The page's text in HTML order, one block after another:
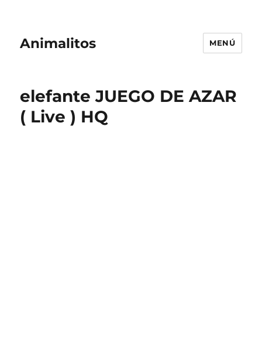
Animalitos MENÚ
elefante JUEGO DE AZAR
( Live ) HQ